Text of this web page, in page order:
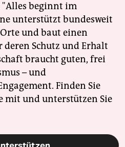
beginnt im
unterstützt bundesweit
und baut einen
deren Schutz und Erhalt
braucht guten, frei
– und
Finden Sie
mit und unterstützen Sie